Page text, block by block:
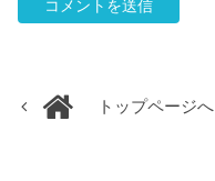
トップページへ